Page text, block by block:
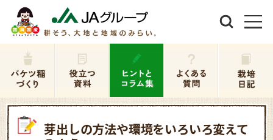
芽出しの方法や環境をいろいろ変えて